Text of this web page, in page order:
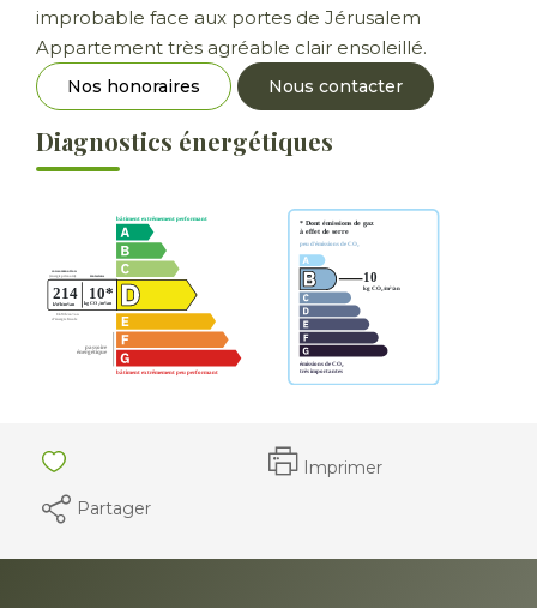
improbable face aux portes de Jérusalem
Appartement très agréable clair ensoleillé.
Nos honoraires Nous contacter
Diagnostics énergétiques
Imprimer
Partager